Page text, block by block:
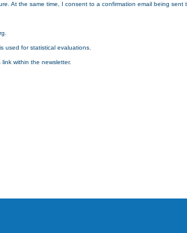
At the same time, I consent to a confirmation email being sent
used for statistical evaluations.
within the newsletter.